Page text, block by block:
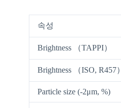
속성
Brightness （TAPPI）
Brightness （ISO, R457）
Particle size (-2μm, %)